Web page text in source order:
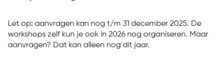
Let op: aanvragen kan nog t/m 31 december 2025. De
workshops zelf kun je ook in 2026 nog organiseren. Maar
aanvragen? Dat kan alleen nog dit jaar.